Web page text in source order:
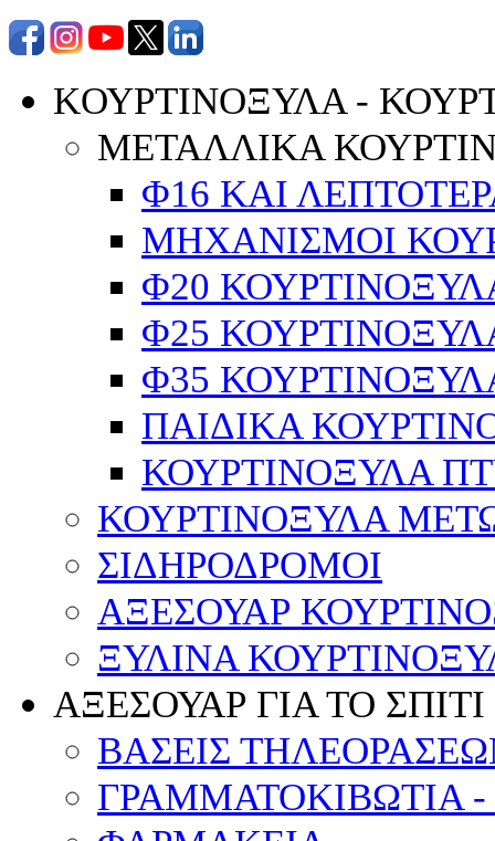
KΟΥΡΤΙΝΟΞΥΛΑ -
ΜΕΤΑΛΛΙΚΑ
Φ16 ΚΑΙ
ΜΗΧΑΝΙΣΜΟΙ
Φ20
Φ25
Φ35
ΠΑΙΔΙΚΑ
ΚΟΥΡΤΙΝΟΞΥΛΑ
ΚΟΥΡΤΙΝΟΞΥΛΑ
ΣΙΔΗΡΟΔΡΟΜΟΙ
ΑΞΕΣΟΥΑΡ
ΞΥΛΙΝΑ
ΑΞΕΣΟΥΑΡ ΓΙΑ ΤΟ ΣΠΙΤΙ
ΒΑΣΕΙΣ
ΓΡΑΜΜΑΤΟΚΙΒΩΤΙΑ